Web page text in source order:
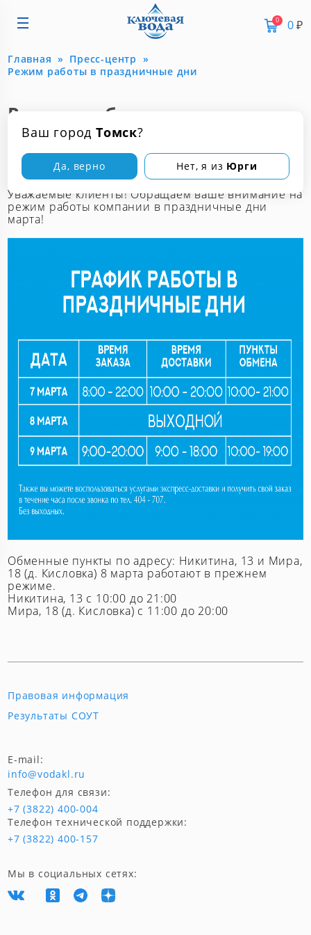
Ваш город Томск?
Да, верно Нет, я из Юрги
0 0₽
Главная
Пресс-центр
Режим работы в праздничные дни
Режим работы в
праздничные дни
6 марта 2019
Уважаемые клиенты! Обращаем ваше внимание на
режим работы компании в праздничные дни
марта!
Обменные пункты по адресу: Никитина, 13 и Мира,
18 (д. Кисловка) 8 марта работают в прежнем
режиме.
Никитина, 13 с 10:00 до 21:00
Мира, 18 (д. Кисловка) с 11:00 до 20:00
Правовая информация
Результаты СОУТ
Телефон для связи:
+7 (3822) 400-004
Телефон технической поддержки:
+7 (3822) 400-157
E-mail:
info@vodakl.ru
Мы в социальных сетях: